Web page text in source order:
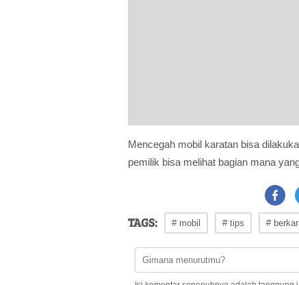
Mencegah mobil karatan bisa
pemilik bisa melihat bagian mana
TAGS: # mobil # tips #